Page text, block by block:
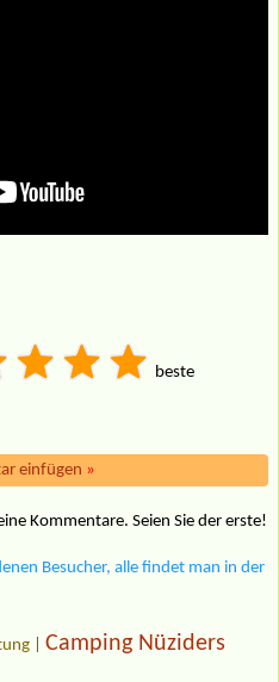
beste
einfügen »
Kommentare. Seien Sie der erste!
Besucher, alle findet man in der
Camping Nüziders